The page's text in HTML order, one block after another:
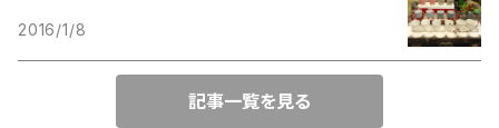
Monet
2016/1/8
記事一覧を見る